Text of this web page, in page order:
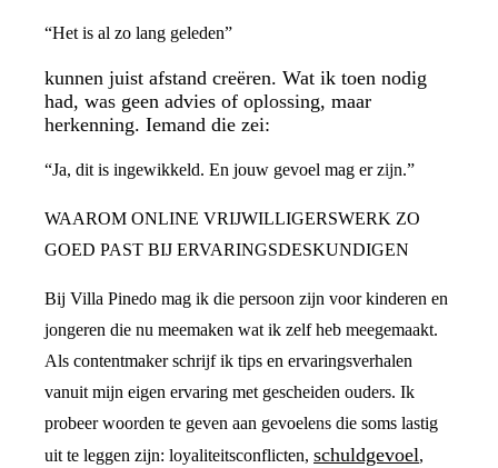
“Het is al zo lang geleden”
kunnen juist afstand creëren. Wat ik toen nodig
had, was geen advies of oplossing, maar
herkenning. Iemand die zei:
“Ja, dit is ingewikkeld. En jouw gevoel mag er zijn.”
WAAROM ONLINE VRIJWILLIGERSWERK ZO
GOED PAST BIJ ERVARINGSDESKUNDIGEN
Bij Villa Pinedo mag ik die persoon zijn voor kinderen en
jongeren die nu meemaken wat ik zelf heb meegemaakt.
Als contentmaker schrijf ik tips en ervaringsverhalen
vanuit mijn eigen ervaring met gescheiden ouders. Ik
probeer woorden te geven aan gevoelens die soms lastig
uit te leggen zijn: loyaliteitsconflicten, schuldgevoel,